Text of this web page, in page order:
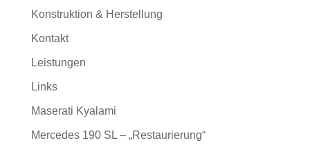
Konstruktion & Herstellung
Kontakt
Leistungen
Links
Maserati Kyalami
Mercedes 190 SL – „Restaurierung“